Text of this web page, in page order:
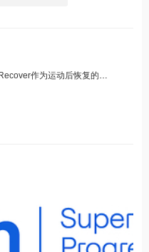
已发表的临床研究说明了Promentum ® Recover作为运动后恢复的低剂量溶液的益处